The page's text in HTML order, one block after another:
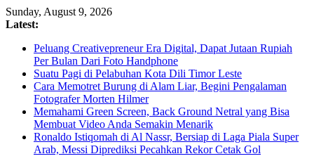
Skip
to
Sunday, August 9, 2026
Latest:
Peluang Creativepreneur Era Digital, Dapat Jutaan Rupiah
Per Bulan Dari Foto Handphone
Suatu Pagi di Pelabuhan Kota Dili Timor Leste
Cara Memotret Burung di Alam Liar, Begini Pengalaman
Fotografer Morten Hilmer
Memahami Green Screen, Back Ground Netral yang Bisa
Membuat Video Anda Semakin Menarik
Ronaldo Istiqomah di Al Nassr, Bersiap di Laga Piala Super
Arab, Messi Diprediksi Pecahkan Rekor Cetak Gol